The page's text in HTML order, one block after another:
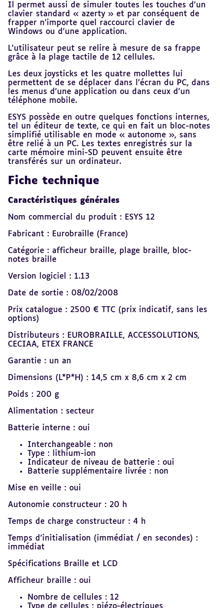
Il permet aussi de simuler toutes les touches d’un
clavier standard « azerty » et par conséquent de
frapper n’importe quel raccourci clavier de
Windows ou d’une application.
L’utilisateur peut se relire à mesure de sa frappe
grâce à la plage tactile de 12 cellules.
Les deux joysticks et les quatre mollettes lui
permettent de se déplacer dans l’écran du PC, dans
les menus d’une application ou dans ceux d’un
téléphone mobile.
ESYS possède en outre quelques fonctions internes,
tel un éditeur de texte, ce qui en fait un bloc-notes
simplifié utilisable en mode « autonome », sans
être relié à un PC. Les textes enregistrés sur la
carte mémoire mini-SD peuvent ensuite être
transférés sur un ordinateur.
Fiche technique
Caractéristiques générales
Nom commercial du produit : ESYS 12
Fabricant : Eurobraille (France)
Catégorie : afficheur braille, plage braille, bloc-
notes braille
Version logiciel : 1.13
Date de sortie : 08/02/2008
Prix catalogue : 2500 € TTC (prix indicatif, sans les
options)
Distributeurs : EUROBRAILLE, ACCESSOLUTIONS,
CECIAA, ETEX FRANCE
Garantie : un an
Dimensions (L*P*H) : 14,5 cm x 8,6 cm x 2 cm
Poids : 200 g
Alimentation : secteur
Batterie interne : oui
Interchangeable : non
Type : lithium-ion
Indicateur de niveau de batterie : oui
Batterie supplémentaire livrée : non
Mise en veille : oui
Autonomie constructeur : 20 h
Temps de charge constructeur : 4 h
Temps d’initialisation (immédiat / en secondes) :
immédiat
Spécifications Braille et LCD
Afficheur braille : oui
Nombre de cellules : 12
Type de cellules : piézo-électriques